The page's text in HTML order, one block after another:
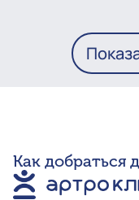
Как добраться